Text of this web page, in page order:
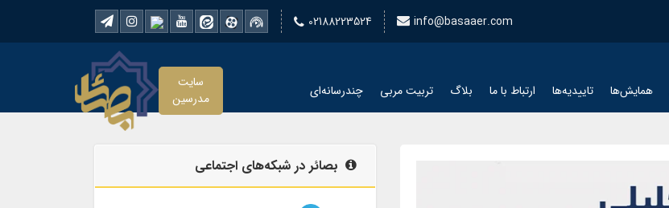
02188223524 info@basaaer.com
همایش‌ها تاییدیه‌ها ارتباط با ما بلاگ تربیت مربی چندرسانه‌ای
سایت
مدرسین
بصائر در شبکه‌های اجتماعی